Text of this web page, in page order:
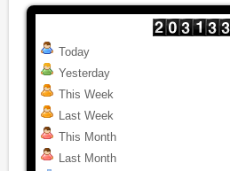
Today
Yesterday
This Week
Last Week
This Month
Last Month